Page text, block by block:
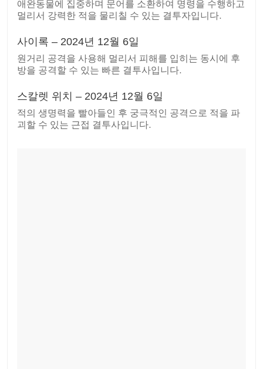
애완동물에 집중하며 문어를 소환하여 명령을 수행하고
멀리서 강력한 적을 물리칠 수 있는 결투자입니다.
사이록 – 2024년 12월 6일
원거리 공격을 사용해 멀리서 피해를 입히는 동시에 후
방을 공격할 수 있는 빠른 결투사입니다.
스칼렛 위치 – 2024년 12월 6일
적의 생명력을 빨아들인 후 궁극적인 공격으로 적을 파
괴할 수 있는 근접 결투사입니다.